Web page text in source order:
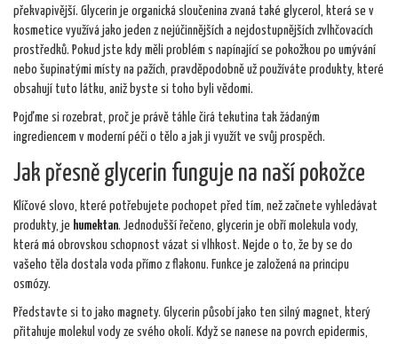
překvapivější. Glycerin je organická sloučenina zvaná také glycerol, která se v
kosmetice využívá jako jeden z nejúčinnějších a nejdostupnějších zvlhčovacích
prostředků. Pokud jste kdy měli problém s napínající se pokožkou po umývání
nebo šupinatými místy na pažích, pravděpodobně už používáte produkty, které
obsahují tuto látku, aniž byste si toho byli vědomi.
Pojďme si rozebrat, proč je právě táhle čirá tekutina tak žádaným
ingrediencem v moderní péči o tělo a jak ji využít ve svůj prospěch.
Jak přesně glycerin funguje na naší pokožce
Klíčové slovo, které potřebujete pochopet před tím, než začnete vyhledávat
produkty, je humektan. Jednodušší řečeno, glycerin je obří molekula vody,
která má obrovskou schopnost vázat si vlhkost. Nejde o to, že by se do
vašeho těla dostala voda přímo z flakonu. Funkce je založená na principu
osmózy.
Představte si to jako magnety. Glycerin působí jako ten silný magnet, který
přitahuje molekul vody ze svého okolí. Když se nanese na povrch epidermis,